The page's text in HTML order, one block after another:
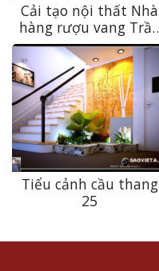
Cải tạo nội thất Nhà
hàng rượu vang Trần
Hưng Đạo độc đáo,
đẳng cấp
Tiểu cảnh cầu thang
25